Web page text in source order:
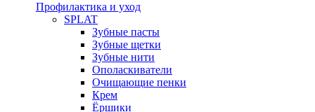
Профилактика и уход
SPLAT
Зубные пасты
Зубные щетки
Зубные нити
Ополаскиватели
Очищающие пенки
Крем
Ёршики